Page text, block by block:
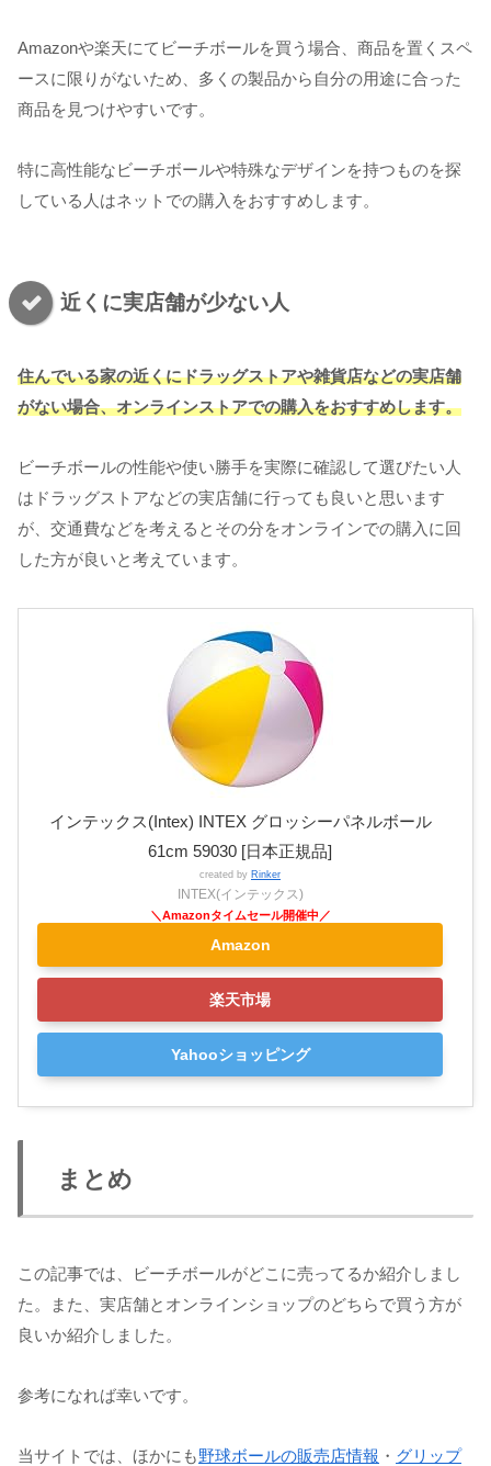
Amazonや楽天にてビーチボールを買う場合、商品を置くスペ
ースに限りがないため、多くの製品から自分の用途に合った
商品を見つけやすいです。
特に高性能なビーチボールや特殊なデザインを持つものを探
している人はネットでの購入をおすすめします。
近くに実店舗が少ない人
住んでいる家の近くにドラッグストアや雑貨店などの実店舗
がない場合、オンラインストアでの購入をおすすめします。
ビーチボールの性能や使い勝手を実際に確認して選びたい人
はドラッグストアなどの実店舗に行っても良いと思います
が、交通費などを考えるとその分をオンラインでの購入に回
した方が良いと考えています。
インテックス(Intex) INTEX グロッシーパネルボール
61cm 59030 [日本正規品]
created by Rinker
INTEX(インテックス)
Amazon
楽天市場
Yahooショッピング
まとめ
この記事では、ビーチボールがどこに売ってるか紹介しまし
た。また、実店舗とオンラインショップのどちらで買う方が
良いか紹介しました。
参考になれば幸いです。
当サイトでは、ほかにも野球ボールの販売店情報 ・ グリップ